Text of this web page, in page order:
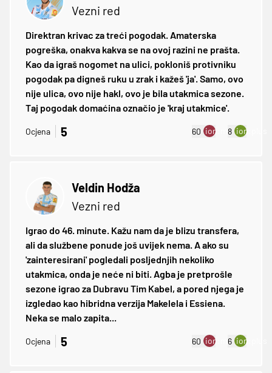
Vezni red
Direktran krivac za treći pogodak. Amaterska
pogreška, onakva kakva se na ovoj razini ne prašta.
Kao da igraš nogomet na ulici, pokloniš protivniku
pogodak pa digneš ruku u zrak i kažeš 'ja'. Samo, ovo
nije ulica, ovo nije hakl, ovo je bila utakmica sezone.
Taj pogodak domaćina označio je 'kraj utakmice'.
Ocjena 5 60 ion:minus
8 ion:plus
Veldin Hodža
Vezni red
Igrao do 46. minute. Kažu nam da je blizu transfera,
ali da službene ponude još uvijek nema. A ako su
'zainteresirani' pogledali posljednjih nekoliko
utakmica, onda je neće ni biti. Agba je pretprošle
sezone igrao za Dubravu Tim Kabel, a pored njega je
izgledao kao hibridna verzija Makelela i Essiena.
Neka se malo zapita...
Ocjena 5 60 ion:minus
6 ion:plus